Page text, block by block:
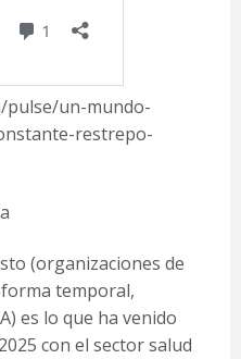
pulse/un-mundo-
restrepo-
(organizaciones de
temporal,
es lo que ha venido
con el sector salud